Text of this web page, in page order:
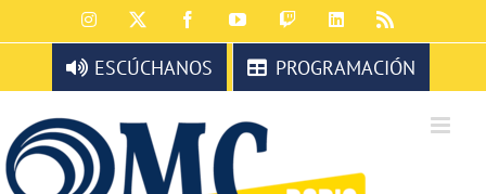
al
contenido
Instagram FacebookYouTubeTwitchLinkedIn
ESCÚCHANOS PROGRAMACIÓN